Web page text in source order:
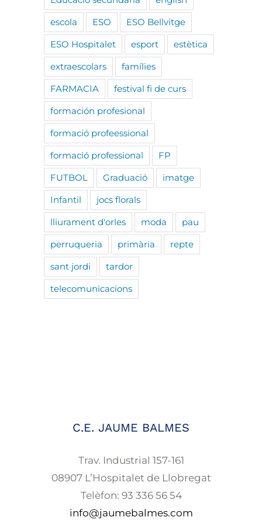
escola
ESO
ESO Bellvitge
ESO Hospitalet
esport
estètica
extraescolars
famílies
FARMACIA
festival fi de curs
formación profesional
formació profeessional
formació professional
FP
FUTBOL
Graduació
imatge
Infantil
jocs florals
lliurament d'orles
moda
pau
perruqueria
primària
repte
sant jordi
tardor
telecomunicacions
C.E. JAUME BALMES
Trav. Industrial 157-161
08907 L’Hospitalet de Llobregat
Telèfon: 93 336 56 54
info@jaumebalmes.com